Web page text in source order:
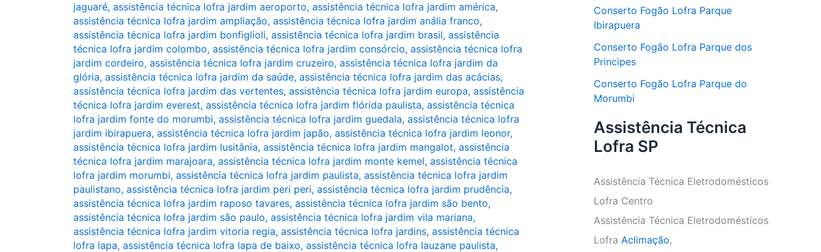
jaguaré, assistência técnica lofra jardim aeroporto, assistência técnica lofra jardim américa,
assistência técnica lofra jardim ampliação, assistência técnica lofra jardim anália franco,
assistência técnica lofra jardim bonfiglioli, assistência técnica lofra jardim brasil, assistência
técnica lofra jardim colombo, assistência técnica lofra jardim consórcio, assistência técnica lofra
jardim cordeiro, assistência técnica lofra jardim cruzeiro, assistência técnica lofra jardim da
glória, assistência técnica lofra jardim da saúde, assistência técnica lofra jardim das acácias,
assistência técnica lofra jardim das vertentes, assistência técnica lofra jardim europa, assistência
técnica lofra jardim everest, assistência técnica lofra jardim flórida paulista, assistência técnica
lofra jardim fonte do morumbi, assistência técnica lofra jardim guedala, assistência técnica lofra
jardim ibirapuera, assistência técnica lofra jardim japão, assistência técnica lofra jardim leonor,
assistência técnica lofra jardim lusitânia, assistência técnica lofra jardim mangalot, assistência
técnica lofra jardim marajoara, assistência técnica lofra jardim monte kemel, assistência técnica
lofra jardim morumbi, assistência técnica lofra jardim paulista, assistência técnica lofra jardim
paulistano, assistência técnica lofra jardim peri peri, assistência técnica lofra jardim prudência,
assistência técnica lofra jardim raposo tavares, assistência técnica lofra jardim são bento,
assistência técnica lofra jardim são paulo, assistência técnica lofra jardim vila mariana,
assistência técnica lofra jardim vitoria regia, assistência técnica lofra jardins, assistência técnica
lofra lapa, assistência técnica lofra lapa de baixo, assistência técnica lofra lauzane paulista,
Conserto Fogão Lofra Parque
Ibirapuera
Conserto Fogão Lofra Parque dos
Principes
Conserto Fogão Lofra Parque do
Morumbi
Assistência Técnica
Lofra SP
Assistência Técnica Eletrodomésticos
Lofra Centro
Assistência Técnica Eletrodomésticos
Lofra Aclimação,